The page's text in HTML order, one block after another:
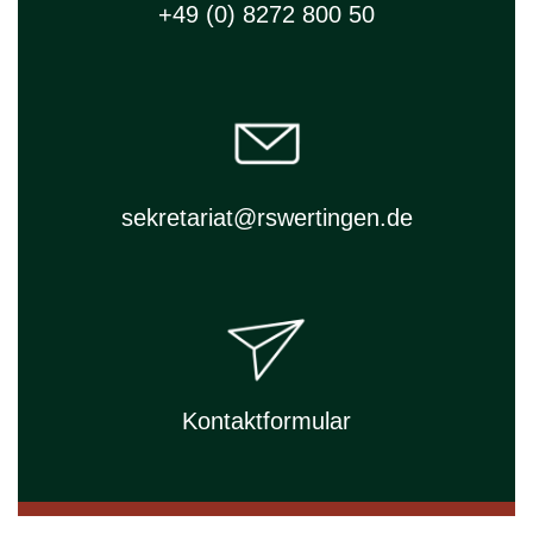
+49 (0) 8272 800 50
sekretariat@rswertingen.de
Kontaktformular